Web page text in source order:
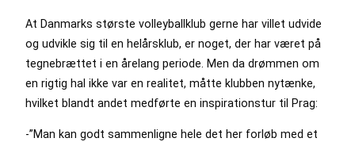
At Danmarks største volleyballklub gerne har villet udvide
og udvikle sig til en helårsklub, er noget, der har været på
tegnebrættet i en årelang periode. Men da drømmen om
en rigtig hal ikke var en realitet, måtte klubben nytænke,
hvilket blandt andet medførte en inspirationstur til Prag:
-”Man kan godt sammenligne hele det her forløb med et